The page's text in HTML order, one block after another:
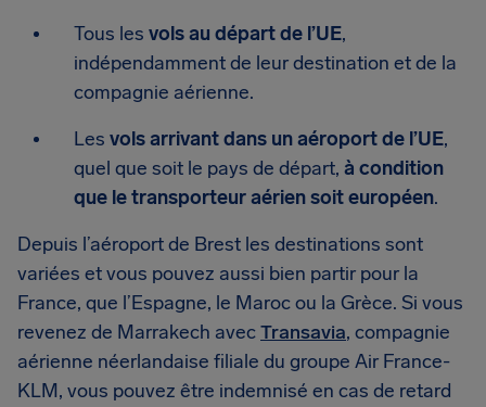
Tous les vols au départ de l’UE,
indépendamment de leur destination et de la
compagnie aérienne.
Les vols arrivant dans un aéroport de l’UE,
quel que soit le pays de départ, à condition
que le transporteur aérien soit européen.
Depuis l’aéroport de Brest les destinations sont
variées et vous pouvez aussi bien partir pour la
France, que l’Espagne, le Maroc ou la Grèce. Si vous
revenez de Marrakech avecTransavia, compagnie
aérienne néerlandaise filiale du groupe Air France-
KLM, vous pouvez être indemnisé en cas de retard